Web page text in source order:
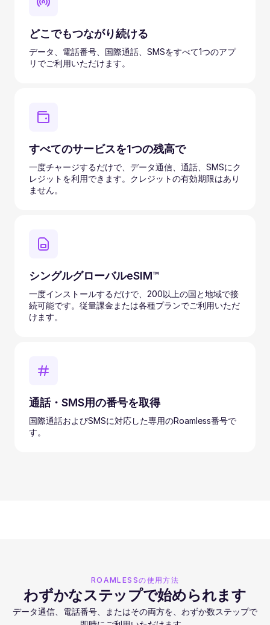
どこでもつながり続ける
データ、電話番号、国際通話、SMSをすべて1つのアプ
リでご利用いただけます。
すべてのサービスを1つの残高で
一度チャージするだけで、データ通信、通話、SMSにク
レジットを利用できます。クレジットの有効期限はあり
ません。
シングルグローバルeSIM™
一度インストールするだけで、200以上の国と地域で接
続可能です。従量課金または各種プランでご利用いただ
けます。
通話・SMS用の番号を取得
国際通話およびSMSに対応した専用のRoamless番号で
す。
ROAMLESSの使用方法
わずかなステップで始められます
データ通信、電話番号、またはその両方を、わずか数ステップで